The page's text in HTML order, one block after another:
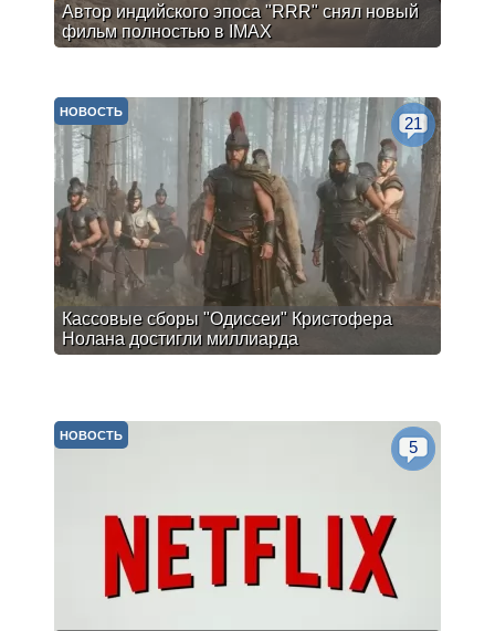
Автор индийского эпоса "RRR" снял новый
фильм полностью в IMAX
Кассовые сборы "Одиссеи" Кристофера
Нолана достигли миллиарда
НОВОСТЬ
21
НОВОСТЬ
5